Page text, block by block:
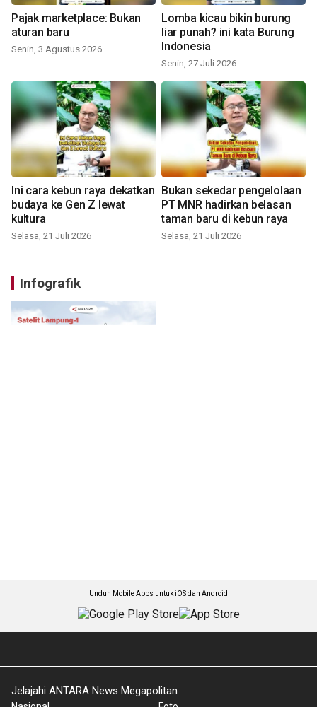
Pajak marketplace: Bukan
aturan baru
Senin, 3 Agustus 2026
Lomba kicau bikin burung
liar punah? ini kata Burung
Indonesia
Senin, 27 Juli 2026
Ini cara kebun raya dekatkan
budaya ke Gen Z lewat
kultura
Selasa, 21 Juli 2026
Bukan sekedar pengelolaan
PT MNR hadirkan belasan
taman baru di kebun raya
Selasa, 21 Juli 2026
Infografik
Unduh Mobile Apps untuk iOS dan Android
Jelajahi ANTARA News Megapolitan